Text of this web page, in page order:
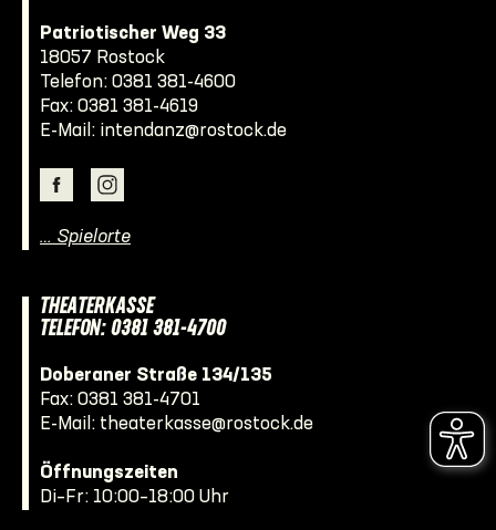
Patriotischer Weg 33
18057 Rostock
Telefon: 0381 381-4600
Fax: 0381 381-4619
E-Mail: intendanz@rostock.de
… Spielorte
THEATERKASSE
TELEFON: 0381 381-4700
Doberaner Straße 134/135
Fax: 0381 381-4701
E-Mail: theaterkasse@rostock.de
Öffnungszeiten
Di–Fr: 10:00–18:00 Uhr